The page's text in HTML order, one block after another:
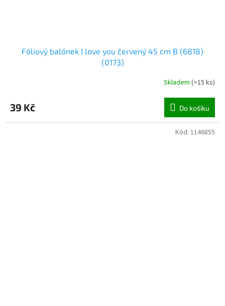
Fóliový balónek I love you červený 45 cm B (6818)
(0173)
Skladem (>15 ks)
39 Kč Do košíku
Kód: 1146855